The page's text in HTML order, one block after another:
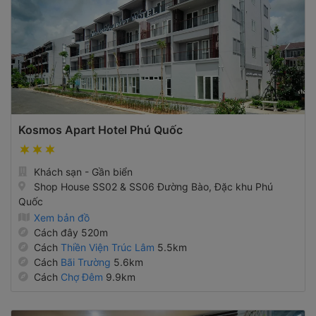
Kosmos Apart Hotel Phú Quốc
Shop House SS02 & SS06 Đường Bào, Đặc khu Phú
Quốc
Xem bản đồ
Cách đây 520m
Cách Thiền Viện Trúc Lâm
Cách Bãi Trường 5.6km
Cách Chợ Đêm9.9km